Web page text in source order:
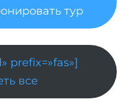
тур
prefix=»fas»]
все